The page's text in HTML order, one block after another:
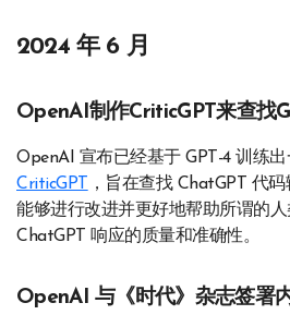
2024 年 6 月
OpenAI制作CriticGPT来查找
OpenAI 宣布已经基于 GPT-4 训练出
CriticGPT ，旨在查找 ChatGPT 代
能够进行改进并更好地帮助所谓的人
ChatGPT 响应的质量和准确性。
OpenAI 与《时代》杂志签署